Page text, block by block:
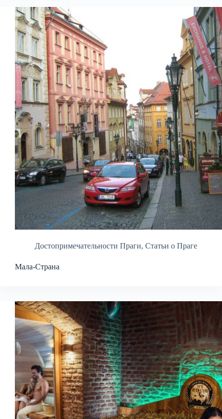
Достопримечательности Праги, Статьи о Праге
Мала-Страна